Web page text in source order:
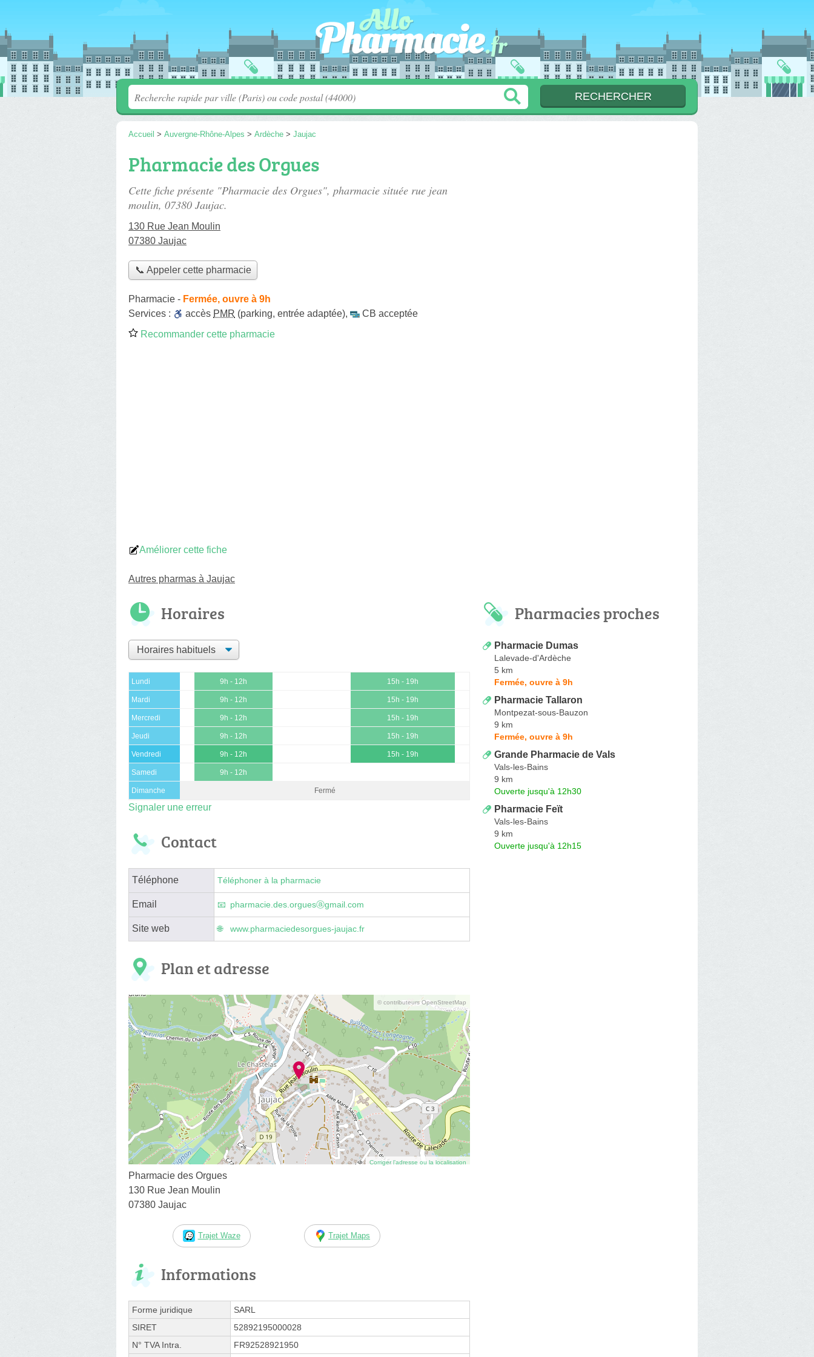
Accueil > Auvergne-Rhône-Alpes > Ardèche > Jaujac
Pharmacie des Orgues
Cette fiche présente "Pharmacie des Orgues", pharmacie située rue jean
moulin, 07380 Jaujac.
130 Rue Jean Moulin
07380 Jaujac
📞 Appeler cette pharmacie
Pharmacie - Fermée, ouvre à 9h
Services :
accès PMR (parking, entrée adaptée),
CB acceptée
Recommander cette pharmacie
Améliorer cette fiche
Autres pharmas à Jaujac
Horaires
Lundi 9h - 12h 15h - 19h
Mardi 9h - 12h 15h - 19h
Mercredi 9h - 12h 15h - 19h
Jeudi 9h - 12h 15h - 19h
Vendredi 9h - 12h 15h - 19h
Samedi 9h - 12h
Dimanche Fermé
Signaler une erreur
Contact
Téléphone Téléphoner à la pharmacie
Email pharmacie.des.orguesⓐgmail.com
Site web www.pharmaciedesorgues-jaujac.fr
Plan et adresse
© contributeurs OpenStreetMap
Corriger l’adresse ou la localisation
Pharmacie des Orgues
130 Rue Jean Moulin
07380 Jaujac
Trajet Waze Trajet Maps
Informations
Forme juridique
SARL
SIRET
52892195000028
N° TVA Intra.
FR92528921950
Pharmacies proches
Pharmacie Dumas
Lalevade-d'Ardèche
5 km
Fermée, ouvre à 9h
Pharmacie Tallaron
Montpezat-sous-Bauzon
9 km
Fermée, ouvre à 9h
Grande Pharmacie de Vals
Vals-les-Bains
9 km
Ouverte jusqu'à 12h30
Pharmacie Feït
Vals-les-Bains
9 km
Ouverte jusqu'à 12h15